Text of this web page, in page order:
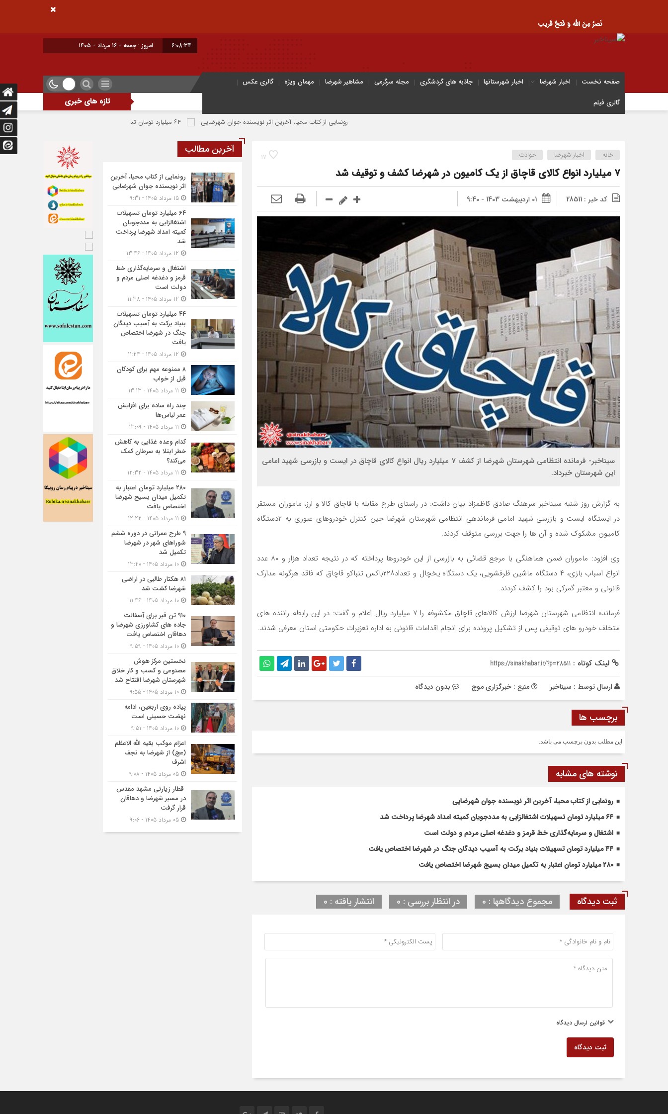
نَصرُ مِنَ الله وَ فَتحٌ قَریب
6:08:35 امروز : جمعه - ۱۶ مرداد - ۱۴۰۵
صفحه نخست اخبار شهرضا اخبار شهرستانها جاذبه های گردشگری مجله سرگرمی مشاهیر شهرضا مهمان ویژه
گالری عکس
گالری فیلم
تازه های خبری
رونمایی از کتاب محیا، آخرین اثر نویسنده جوان شهرضایی ۶۴ میلیارد تومان تسهیلات اشتغالزایی به مددجویان کمیته امداد شهرضا پرداخت شد
17 خانه اخبار شهرضا حوادث
۷ میلیارد انواع کالای قاچاق از یک کامیون در شهرضا کشف و توقیف شد
کد خبر : 28511 01 اردیبهشت 1403 - 9:40
سیناخبر- فرمانده انتظامی شهرستان شهرضا از کشف 7 میلیارد ریال انواع کالای قاچاق در ایست و بازرسی شهید امامی
این شهرستان خبرداد.
به گزارش روز شنبه سیناخبر سرهنگ صادق کاظمزاد بیان داشت: در راستای طرح مقابله با قاچاق کالا و ارز، ماموران مستقر
در ایستگاه ایست و بازرسی شهید امامی فرماندهی انتظامی شهرستان شهرضا حین کنترل خودروهای عبوری به ۲دستگاه
کامیون مشکوک شده و آن ها را جهت بررسی متوقف کردند.
وی افزود: ماموران ضمن هماهنگی با مرجع قضائی به بازرسی از این خودروها پرداخته که در نتیجه تعداد هزار و ۸۰ عدد
انواع اسباب بازی، ۴ دستگاه ماشین ظرفشویی، یک دستگاه یخچال و تعداد۲۲۸باکس تنباکو قاچاق که فاقد هرگونه مدارک
قانونی و معتبر گمرکی بود را کشف کردند.
فرمانده انتظامی شهرستان شهرضا ارزش کالاهای قاچاق مکشوفه را ۷ میلیارد ریال اعلام و گفت: در این رابطه راننده های
متخلف خودرو های توقیفی پس از تشکیل پرونده برای انجام اقدامات قانونی به اداره تعزیرات حکومتی استان معرفی شدند.
لینک کوتاه : https://sinakhabar.ir/?p=28511
ارسال توسط : سیناخبر منبع : خبرگزاری موج بدون دیدگاه
برچسب ها
این مطلب بدون برچسب می باشد.
نوشته های مشابه
رونمایی از کتاب محیا، آخرین اثر نویسنده جوان شهرضایی
۶۴ میلیارد تومان تسهیلات اشتغالزایی به مددجویان کمیته امداد شهرضا پرداخت شد
اشتغال و سرمایه‌گذاری خط قرمز و دغدغه اصلی مردم و دولت است
۴۴ میلیارد تومان تسهیلات بنیاد برکت به آسیب دیدگان جنگ در شهرضا اختصاص یافت
۲۸۰ میلیارد تومان اعتبار به تکمیل میدان بسیج شهرضا اختصاص یافت
ثبت دیدگاه مجموع دیدگاهها : 0 در انتظار بررسی : 0 انتشار یافته : 0
قوانین ارسال دیدگاه
ثبت دیدگاه
آخرین مطالب
رونمایی از کتاب محیا، آخرین
اثر نویسنده جوان شهرضایی
۶۴ میلیارد تومان تسهیلات
اشتغالزایی به مددجویان
کمیته امداد شهرضا پرداخت
شد
اشتغال و سرمایه‌گذاری خط
قرمز و دغدغه اصلی مردم و
دولت است
۴۴ میلیارد تومان تسهیلات
بنیاد برکت به آسیب دیدگان
جنگ در شهرضا اختصاص
یافت
۸ ممنوعه مهم برای کودکان
قبل از خواب
چند راه ساده برای افزایش
عمر لباس‌ها
کدام وعده غذایی به کاهش
خطر ابتلا به سرطان کمک
می‌کند؟
۲۸۰ میلیارد تومان اعتبار به
تکمیل میدان بسیج شهرضا
اختصاص یافت
۹ طرح عمرانی در دوره ششم
شوراهای شهر در شهرضا
تکمیل شد
۸۱ هکتار طالبی در اراضی
شهرضا کشت شد
۹۱۰ تن قیر برای آسفالت
جاده های کشاورزی شهرضا و
دهاقان اختصاص یافت
نخستین مرکز هوش
مصنوعی و کسب‌ و کار خلاق
شهرستان شهرضا افتتاح شد
پیاده روی اربعین، ادامه
نهضت حسینی است
اعزام موکب بقیه الله الاعظم
(عج) از شهرضا به نجف
اشرف
قطار زیارتی مشهد مقدس
در مسیر شهرضا و دهاقان
قرار گرفت